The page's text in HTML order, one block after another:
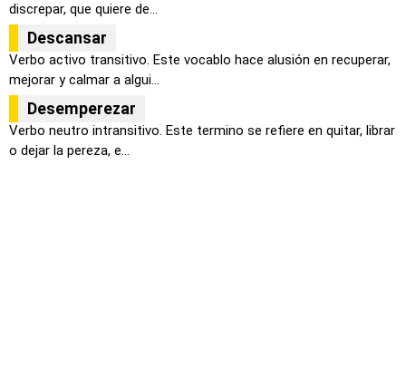
discrepar, que quiere de...
Descansar
Verbo activo transitivo. Este vocablo hace alusión en recuperar,
mejorar y calmar a algui...
Desemperezar
Verbo neutro intransitivo. Este termino se refiere en quitar, librar
o dejar la pereza, e...